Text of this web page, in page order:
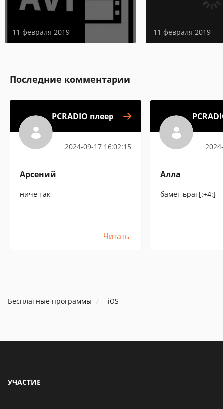
11 февраля 2019 11 февраля 2019
Последние комментарии
PCRADIO плеер
2024-09-17 16:02:15
Арсений
ниче так
Читать
Алла
бамет ьрат[:+4:]
Бесплатные программы iOS
УЧАСТИЕ